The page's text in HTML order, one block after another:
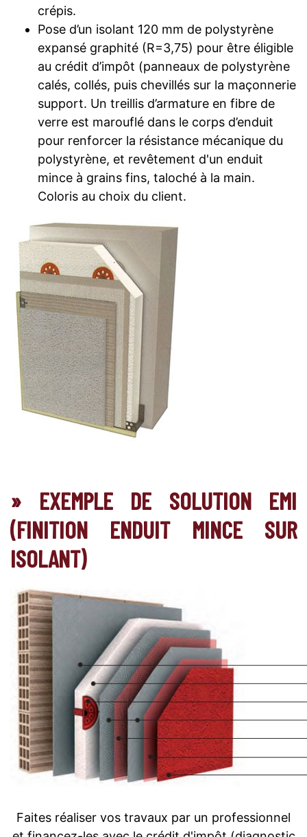
crépis.
Pose d’un isolant 120 mm de polystyrène
expansé graphité (R=3,75) pour être éligible
au crédit d’impôt (panneaux de polystyrène
calés, collés, puis chevillés sur la maçonnerie
support. Un treillis d’armature en fibre de
verre est marouflé dans le corps d’enduit
pour renforcer la résistance mécanique du
polystyrène, et revêtement d'un enduit
mince à grains fins, taloché à la main.
Coloris au choix du client.
» EXEMPLE DE SOLUTION EMI
(FINITION ENDUIT MINCE SUR
ISOLANT)
Faites réaliser vos travaux par un professionnel